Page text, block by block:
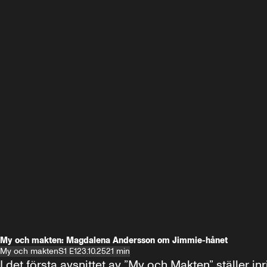
My och makten: Magdalena Andersson om Jimmie-hånet
My och maktenS1 E123.10.2521 min